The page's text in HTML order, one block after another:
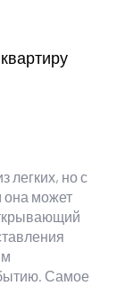
легких, но с
она может
Самое